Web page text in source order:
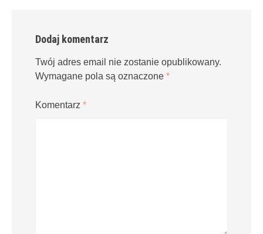
Dodaj komentarz
Twój adres email nie zostanie opublikowany.
Wymagane pola są oznaczone *
Komentarz *